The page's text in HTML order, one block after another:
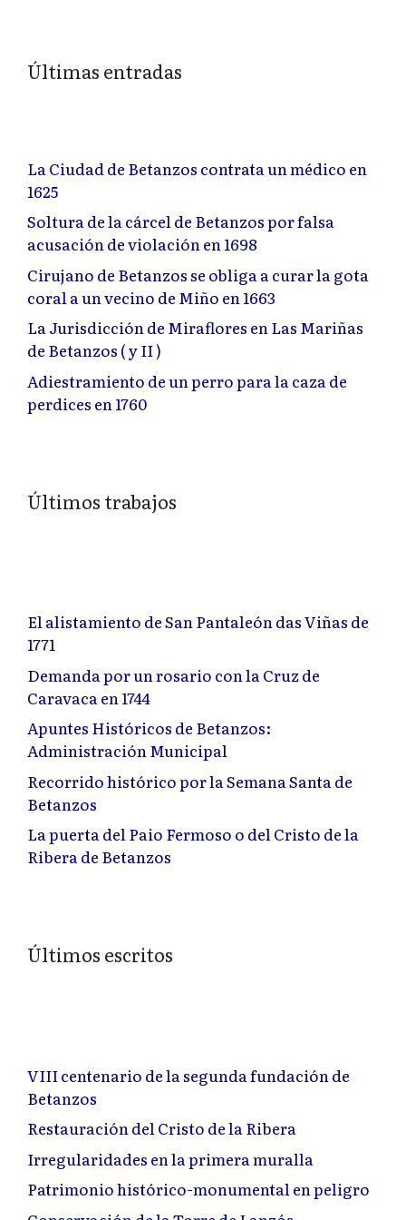
Últimas entradas
La Ciudad de Betanzos contrata un médico en
1625
Soltura de la cárcel de Betanzos por falsa
acusación de violación en 1698
Cirujano de Betanzos se obliga a curar la gota
coral a un vecino de Miño en 1663
La Jurisdicción de Miraflores en Las Mariñas
de Betanzos ( y II )
Adiestramiento de un perro para la caza de
perdices en 1760
Últimos trabajos
El alistamiento de San Pantaleón das Viñas de
1771
Demanda por un rosario con la Cruz de
Caravaca en 1744
Apuntes Históricos de Betanzos:
Administración Municipal
Recorrido histórico por la Semana Santa de
Betanzos
La puerta del Paio Fermoso o del Cristo de la
Ribera de Betanzos
Últimos escritos
VIII centenario de la segunda fundación de
Betanzos
Restauración del Cristo de la Ribera
Irregularidades en la primera muralla
Patrimonio histórico-monumental en peligro